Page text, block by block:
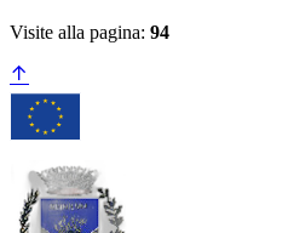
Visite alla pagina: 94